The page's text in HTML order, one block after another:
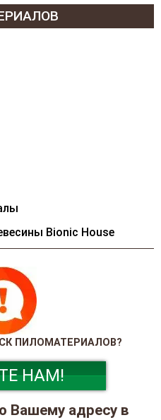
Bionic House
ПИЛОМАТЕРИАЛОВ?
НАМ!
Вашему адресу в